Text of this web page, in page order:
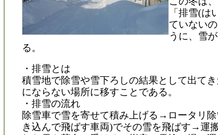
「排雪(は
ていない
うに、雪
る。
・排雪とは
積雪地で除雪や雪下ろしの結果として出て
にならない場所に移すことである。
・排雪の流れ
除雪車で雪を寄せて積み上げる→ロータリ
き込んで飛ばす車両)でその雪を飛ばす→運